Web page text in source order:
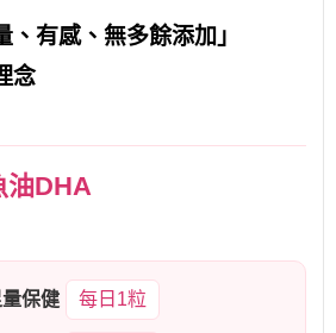
、有感、無多餘添加」
念
油DHA
保健 每日1粒